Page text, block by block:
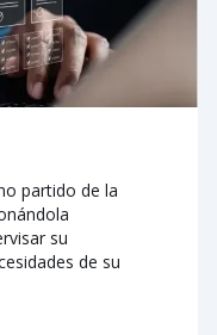
partido de la
su
de su